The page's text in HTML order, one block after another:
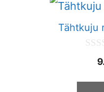
Tähtkuju
t